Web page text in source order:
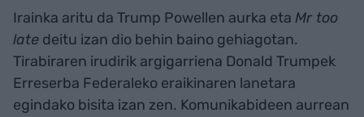
Irainka aritu da Trump Powellen aurka eta Mr too
late deitu izan dio behin baino gehiagotan.
Tirabiraren irudirik argigarriena Donald Trumpek
Erreserba Federaleko eraikinaren lanetara
egindako bisita izan zen. Komunikabideen aurrean